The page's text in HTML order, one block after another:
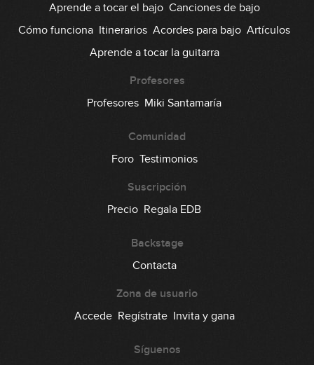
Aprende a tocar el bajo Canciones de bajo
Cómo funciona Itinerarios Acordes para bajo Artículos
Aprende a tocar la guitarra
Profesores
Profesores Miki Santamaría
Comunidad
Foro Testimonios
Suscripción
Precio Regala EDB
Backstage
Contacta
Zona de usuario
Accede Regístrate Invita y gana
Síguenos